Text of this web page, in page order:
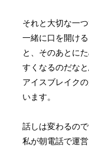
それと大切な一つ
一緒に口を開け
と、そのあとに
すくなるのだなと
アイスブレイク
います。
話しは変わるので
私が朝電話で運